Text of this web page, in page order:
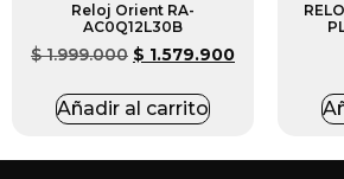
Reloj Orient RA-
AC0Q12L30B
$1.999.000 $ 1.579.900
Añadir al carrito